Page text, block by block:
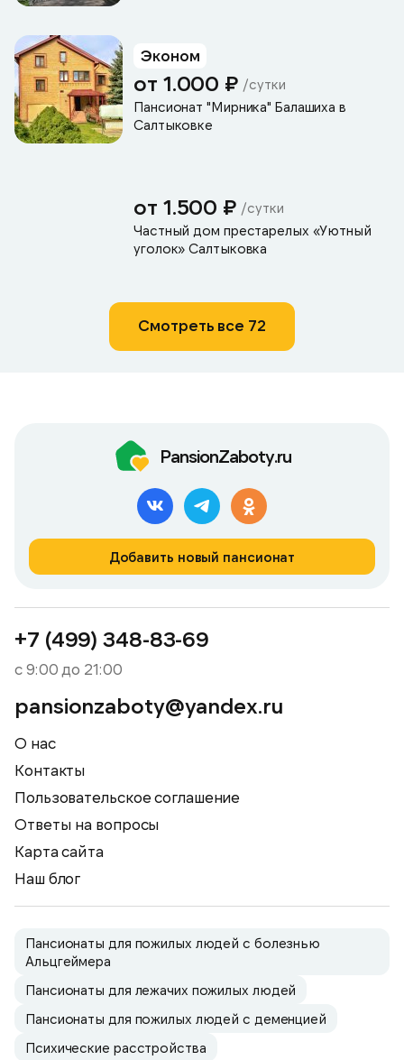
Эконом
от 1.000 ₽ /сутки
Пансионат "Мирника" Балашиха в
Салтыковке
от 1.500 ₽ /сутки
Частный дом престарелых «Уютный
уголок» Салтыковка
Смотреть все 72
PansionZaboty.ru
Добавить новый пансионат
+7 (499) 348-83-69
с 9:00 до 21:00
pansionzaboty@yandex.ru
О нас
Контакты
Пользовательское соглашение
Ответы на вопросы
Карта сайта
Наш блог
Пансионаты для пожилых людей с болезнью
Альцгеймера
Пансионаты для лежачих пожилых людей
Пансионаты для пожилых людей с деменцией
Психические расстройства